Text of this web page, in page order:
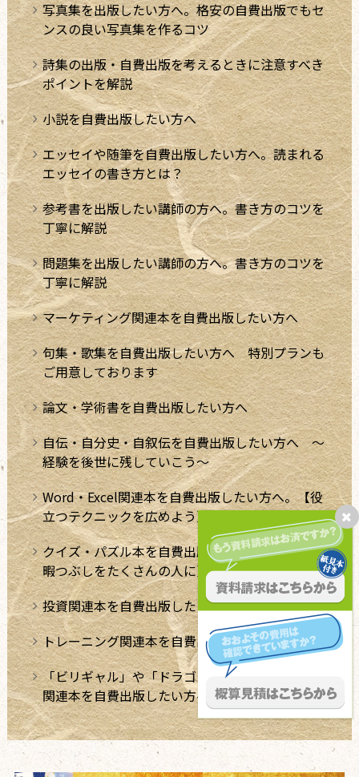
写真集を出版したい方へ。格安の自費出版でもセ
ンスの良い写真集を作るコツ
詩集の出版・自費出版を考えるときに注意すべき
ポイントを解説
小説を自費出版したい方へ
エッセイや随筆を自費出版したい方へ。読まれる
エッセイの書き方とは？
参考書を出版したい講師の方へ。書き方のコツを
丁寧に解説
問題集を出版したい講師の方へ。書き方のコツを
丁寧に解説
マーケティング関連本を自費出版したい方へ
句集・歌集を自費出版したい方へ 特別プランも
ご用意しております
論文・学術書を自費出版したい方へ
自伝・自分史・自叙伝を自費出版したい方へ ～
経験を後世に残していこう～
Word・Excel関連本を自費出版したい方へ。【役
立つテクニックを広めよう】
クイズ・パズル本を自費出版したい方へ【極上の
暇つぶしをたくさんの人に】
投資関連本を自費出版したい方へ
トレーニング関連本を自費出版したい方へ
「ビリギャル」や「ドラゴン桜」のような学習法
関連本を自費出版したい方へ